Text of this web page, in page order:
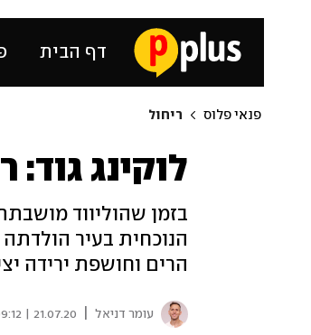
דף הבית
פנאי פלוס ריחול
לוקינג
בזמן שהוליווד
הנוכחית בעיר
הרים וחושפת ירידה
עומר דניאל 21.07.20 | 09:12